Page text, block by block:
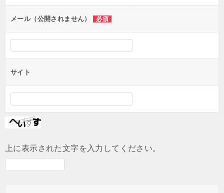
ンメール（公開されません） 必須
サイト
上に表示された文字を入力してください。